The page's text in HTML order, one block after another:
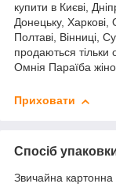
купити в Києві,
Донецьку, Харкові,
Полтаві, Вінниці,
продаються тільки
Омнія Параїба
Приховати
Спосіб
Звичайна картонна